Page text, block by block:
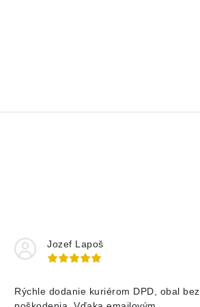
Jozef Lapoš
Rýchle dodanie kuriérom DPD, obal bez